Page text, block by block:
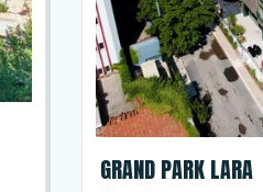
GRAND PARK LARA